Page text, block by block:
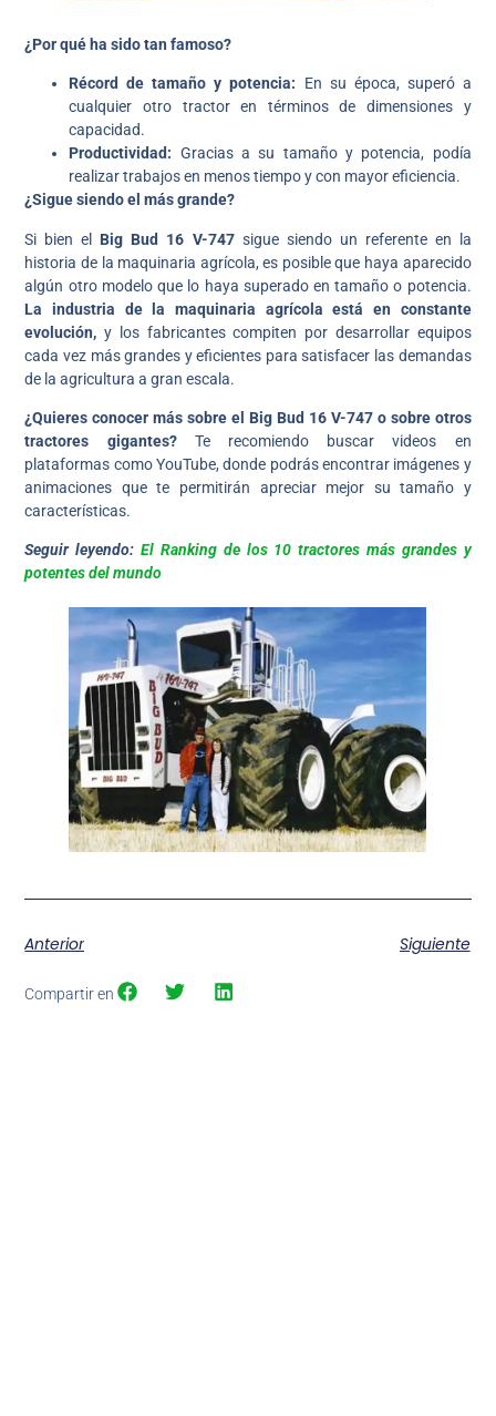
¿Por qué ha sido tan famoso?
Récord de tamaño y potencia: En su época, superó a
cualquier otro tractor en términos de dimensiones y
capacidad.
Productividad: Gracias a su tamaño y potencia, podía
realizar trabajos en menos tiempo y con mayor eficiencia.
¿Sigue siendo el más grande?
Si bien el Big Bud 16 V-747 sigue siendo un referente en la
historia de la maquinaria agrícola, es posible que haya aparecido
algún otro modelo que lo haya superado en tamaño o potencia.
La industria de la maquinaria agrícola está en constante
evolución, y los fabricantes compiten por desarrollar equipos
cada vez más grandes y eficientes para satisfacer las demandas
de la agricultura a gran escala.
¿Quieres conocer más sobre el Big Bud 16 V-747 o sobre otros
tractores gigantes?Te recomiendo buscar videos en
plataformas como YouTube, donde podrás encontrar imágenes y
animaciones que te permitirán apreciar mejor su tamaño y
características.
Seguir leyendo:El Ranking de los 10 tractores más grandes y
potentes del mundo
Anterior Siguiente
Compartir en